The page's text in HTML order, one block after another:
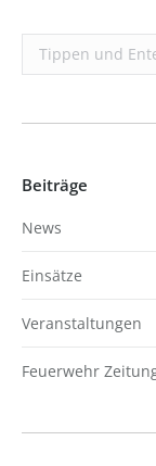
Search:
Beiträge
News
Einsätze
Veranstaltungen
Feuerwehr